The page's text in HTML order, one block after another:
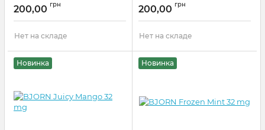
200,00 грн
Нет на складе
200,00 грн
Нет на складе
Новинка Новинка